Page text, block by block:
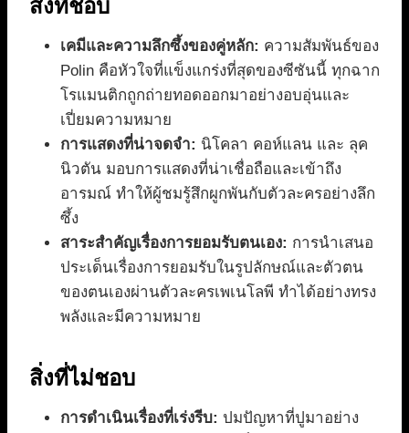
สิ่งที่ชอบ
เคมีและความลึกซึ้งของคู่หลัก: ความสัมพันธ์ของ
Polin คือหัวใจที่แข็งแกร่งที่สุดของซีซันนี้ ทุกฉาก
โรแมนติกถูกถ่ายทอดออกมาอย่างอบอุ่นและ
เปี่ยมความหมาย
การแสดงที่น่าจดจำ: นิโคลา คอห์แลน และ ลุค
นิวตัน มอบการแสดงที่น่าเชื่อถือและเข้าถึง
อารมณ์ ทำให้ผู้ชมรู้สึกผูกพันกับตัวละครอย่างลึก
ซึ้ง
สาระสำคัญเรื่องการยอมรับตนเอง: การนำเสนอ
ประเด็นเรื่องการยอมรับในรูปลักษณ์และตัวตน
ของตนเองผ่านตัวละครเพเนโลพี ทำได้อย่างทรง
พลังและมีความหมาย
สิ่งที่ไม่ชอบ
การดำเนินเรื่องที่เร่งรีบ: ปมปัญหาที่ปูมาอย่าง